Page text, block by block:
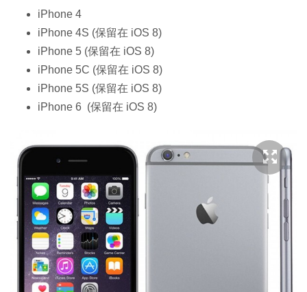
iPhone 4
iPhone 4S (保留在 iOS 8)
iPhone 5 (保留在 iOS 8)
iPhone 5C (保留在 iOS 8)
iPhone 5S (保留在 iOS 8)
iPhone 6 (保留在 iOS 8)